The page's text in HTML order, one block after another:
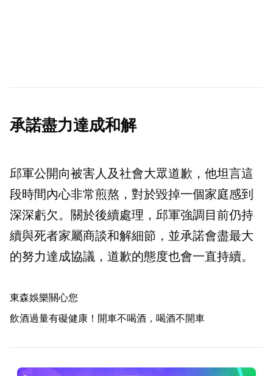
承諾盡力達成和解
邱軍公開向被害人及社會大眾道歉，他坦言這
段時間內心非常煎熬，對於毀掉一個家庭感到
深深虧欠。關於後續處理，邱軍強調目前仍持
續與死者家屬商談和解細節，並承諾會盡最大
的努力達成協議，道歉的態度也會一直持續。
東森娛樂關心您
飲酒過量有礙健康！開車不喝酒，喝酒不開車